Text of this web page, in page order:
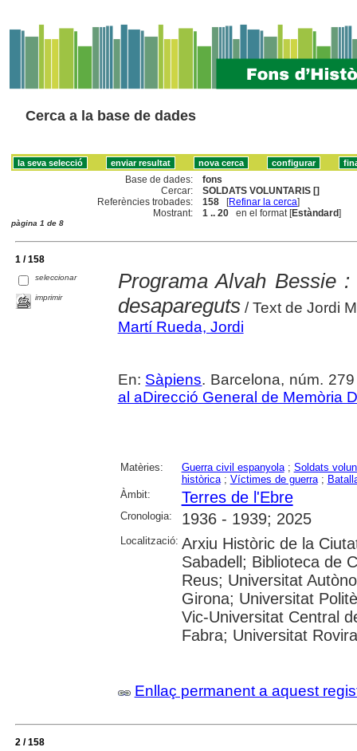
Cerca a la base de dades
Base de dades:
fons
Cercar:
SOLDATS VOLUNTARIS []
Referències trobades:
158 [Refinar la cerca]
Mostrant:
1 .. 20 en el format [Estàndard]
pàgina 1 de 8
1 / 158
seleccionar
imprimir
Programa Alvah Bessie
desapareguts/ Text de Jordi
Martí Rueda, Jordi
En: Sàpiens. Barcelona, núm.
al aDirecció General de Memòria
Matèries: Guerra civil espanyola; Soldats
històrica; Víctimes de guerra;
Àmbit:
Terres de l'Ebre
Cronologia: 1936 - 1939; 2025
Localització: Arxiu Històric de la
Sabadell; Biblioteca de
Reus; Universitat
Girona; Universitat
Vic-Universitat Central
Fabra; Universitat
Enllaç permanent a aquest
2 / 158